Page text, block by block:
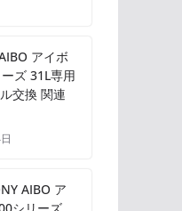
アイボ
ズ 31L専用
交換 関連
AIBO ア
シリーズ